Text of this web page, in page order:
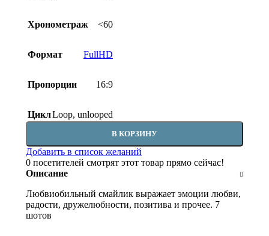
Хронометраж <60
Формат FullHD
Пропорции 16:9
ЦиклLoop, unlooped
В КОРЗИНУ
Добавить в список желаний
0 посетителей смотрят этот товар прямо сейчас!
Описание
Любвиобильный смайлик выражает эмоции любви,
радости, дружелюбности, позитива и прочее. 7
шотов